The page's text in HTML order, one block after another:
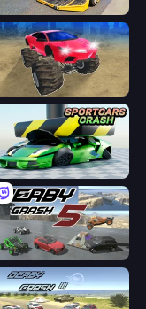
Madness Cars Destroy
Sportcars Crash
Derby Crash 5